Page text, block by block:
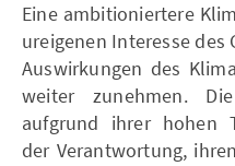
Eine ambitioniertere
ureigenen Interesse
Auswirkungen des
weiter zunehmen.
aufgrund ihrer hohen
der Verantwortung,